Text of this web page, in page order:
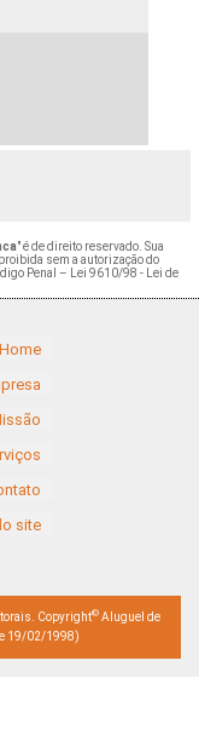
" é de direito reservado. Sua
sem a autorização do
Penal –
Lei 9610/98 - Lei de
Home
site
Copyright© Aluguel de
19/02/1998)